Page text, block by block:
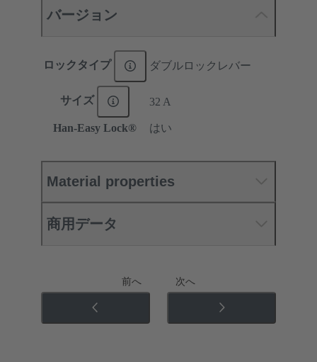
バージョン
ロックタイプ ダブルロックレバー
サイズ 32 A
Han-Easy Lock® はい
Material properties
商用データ
前へ 次へ